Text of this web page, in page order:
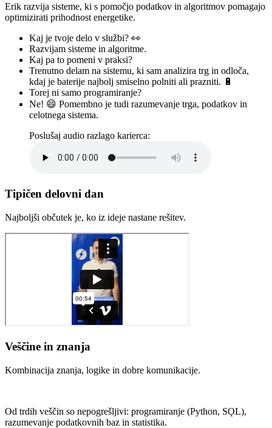
Erik razvija sisteme, ki s pomočjo podatkov in algoritmov pomagajo
optimizirati prihodnost energetike.
Kaj je tvoje delo v službi? 👀
Razvijam sisteme in algoritme.
Kaj pa to pomeni v praksi?
Trenutno delam na sistemu, ki sam analizira trg in odloča,
kdaj je baterije najbolj smiselno polniti ali prazniti. 🔋
Torej ni samo programiranje?
Ne! 😄 Pomembno je tudi razumevanje trga, podatkov in
celotnega sistema.
Poslušaj audio razlago karierca:
Tipičen delovni dan
Najboljši občutek je, ko iz ideje nastane rešitev.
Veščine in znanja
Kombinacija znanja, logike in dobre komunikacije.
Od trdih veščin so nepogrešljivi: programiranje (Python, SǪL),
razumevanje podatkovnih baz in statistika.